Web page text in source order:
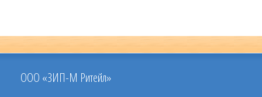
ООО «ЗИП-М Ритейл»